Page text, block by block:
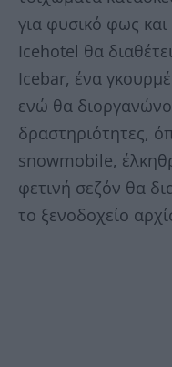
για φυσικό φως και
Icehotel θα
Icebar, ένα
ενώ θα
δραστηριότητες,
snowmobile,
φετινή σεζόν θα
το ξενοδοχείο